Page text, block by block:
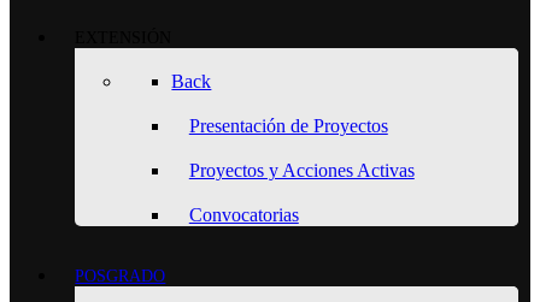
Back
Presentación de Proyectos
Proyectos y Acciones Activas
Convocatorias
POSGRADO